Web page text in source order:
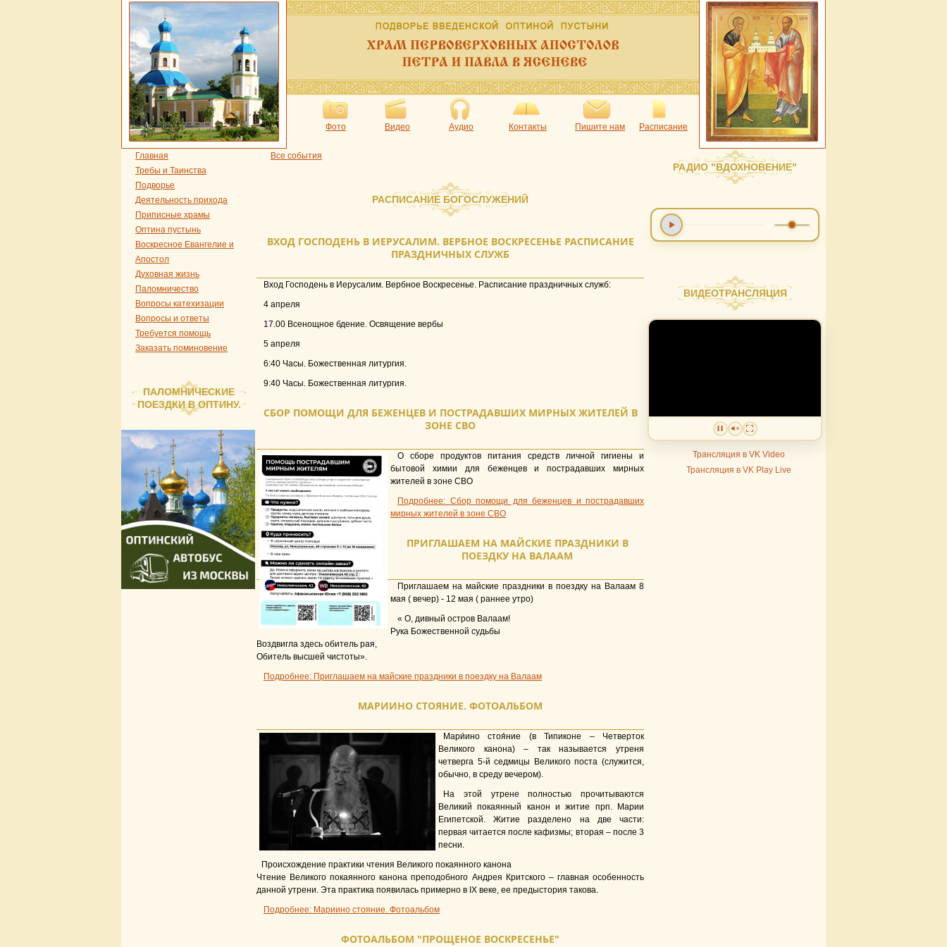
Фото Видео Аудио Контакты Пишите нам Расписание
Главная
Требы и Таинства
Подворье
Деятельность прихода
Приписные храмы
Оптина пустынь
Воскресное Евангелие и
Апостол
Духовная жизнь
Паломничество
Вопросы катехизации
Вопросы и ответы
Требуется помощь
Заказать поминовение
ПАЛОМНИЧЕСКИЕ
ПОЕЗДКИ В ОПТИНУ.
Все события
РАСПИСАНИЕ БОГОСЛУЖЕНИЙ
ВХОД ГОСПОДЕНЬ В ИЕРУСАЛИМ. ВЕРБНОЕ ВОСКРЕСЕНЬЕ РАСПИСАНИЕ
ПРАЗДНИЧНЫХ СЛУЖБ
Вход Господень в Иерусалим. Вербное Воскресенье. Расписание праздничных служб:
4 апреля
17.00 Всенощное бдение. Освящение вербы
5 апреля
6:40 Часы. Божественная литургия.
9:40 Часы. Божественная литургия.
СБОР ПОМОЩИ ДЛЯ БЕЖЕНЦЕВ И ПОСТРАДАВШИХ МИРНЫХ ЖИТЕЛЕЙ В
ЗОНЕ СВО
О сборе продуктов питания средств личной гигиены и
бытовой химии для беженцев и пострадавших мирных
жителей в зоне СВО
Подробнее: Сбор помощи для беженцев и пострадавших
мирных жителей в зоне СВО
ПРИГЛАШАЕМ НА МАЙСКИЕ ПРАЗДНИКИ В
ПОЕЗДКУ НА ВАЛААМ
Приглашаем на майские праздники в поездку на Валаам 8
мая ( вечер) - 12 мая ( раннее утро)
« О, дивный остров Валаам!
Рука Божественной судьбы
Воздвигла здесь обитель рая,
Обитель высшей чистоты».
Подробнее: Приглашаем на майские праздники в поездку на Валаам
МАРИИНО СТОЯНИЕ. ФОТОАЛЬБОМ
Мари́ино стоя́ние (в Типиконе – Четверток
Великого канона) – так называется утреня
четверга 5-й седмицы Великого поста (служится,
обычно, в среду вечером).
На этой утрене полностью прочитываются
Великий покаянный канон и житие прп. Марии
Египетской. Житие разделено на две части:
первая читается после кафизмы; вторая – после 3
песни.
Происхождение практики чтения Великого покаянного канона
Чтение Великого покаянного канона преподобного Андрея Критского – главная особенность
данной утрени. Эта практика появилась примерно в IX веке, ее предыстория такова.
Подробнее: Мариино стояние. Фотоальбом
ФОТОАЛЬБОМ "ПРОЩЕНОЕ ВОСКРЕСЕНЬЕ"
РАДИО "ВДОХНОВЕНИЕ"
ВИДЕОТРАНСЛЯЦИЯ
Трансляция в VK Video
Трансляция в VK Play Live